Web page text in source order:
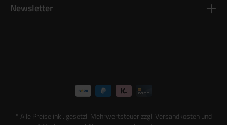
Newsletter
* Alle Preise inkl. gesetzl. Mehrwertsteuer zzgl. Versandkostenund